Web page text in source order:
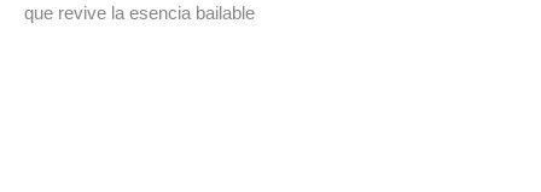
que revive la esencia bailable